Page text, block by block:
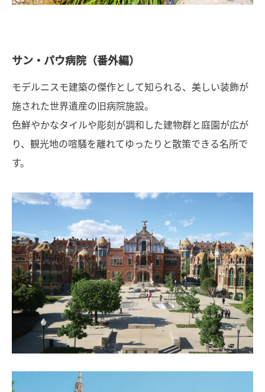
サン・パウ病院（番外編）
モデルニスモ建築の傑作として知られる、美しい装飾が
施された世界遺産の旧病院施設。
色鮮やかなタイルや彫刻が調和した建物群と庭園が広が
り、観光地の喧騒を離れてゆったりと散策できる名所で
す。